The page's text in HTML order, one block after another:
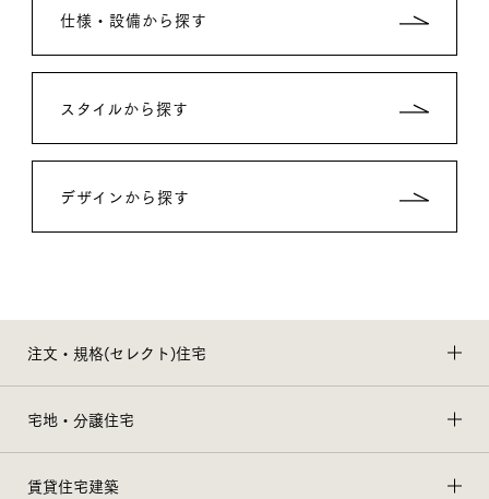
仕様・設備から探す
スタイルから探す
デザインから探す
注文・規格(セレクト)住宅
宅地・分譲住宅
賃貸住宅建築